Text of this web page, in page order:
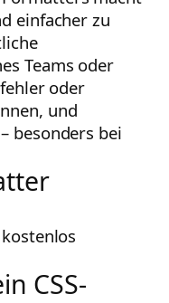
einfacher zu
Teams oder
oder
und
besonders bei
CSS-